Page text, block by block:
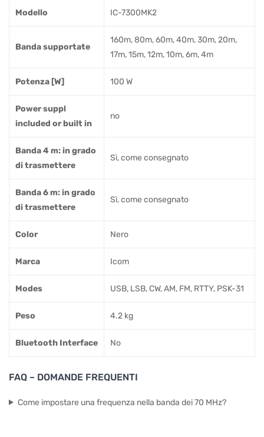
Modello IC-7300MK2
Banda supportate
160m, 80m, 60m, 40m, 30m, 20m,
17m, 15m, 12m, 10m, 6m, 4m
Potenza [W] 100 W
Power suppl
included or built in
no
Banda 4 m: in grado
di trasmettere
Sì, come consegnato
Banda 6 m: in grado
di trasmettere
Sì, come consegnato
Color Nero
Marca Icom
Modes USB, LSB, CW, AM, FM, RTTY, PSK-31
Peso 4.2 kg
Bluetooth Interface No
FAQ – DOMANDE FREQUENTI
Come impostare una frequenza nella banda dei 70 MHz?